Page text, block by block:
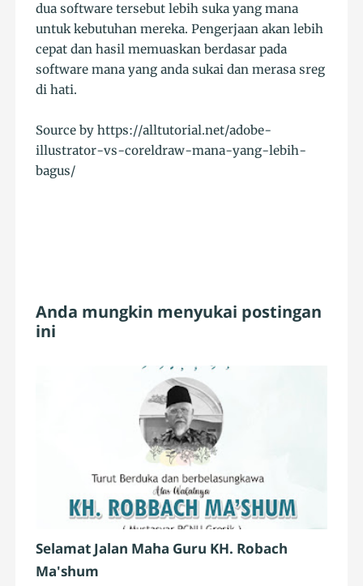
dua software tersebut lebih suka yang mana
untuk kebutuhan mereka. Pengerjaan akan lebih
cepat dan hasil memuaskan berdasar pada
software mana yang anda sukai dan merasa sreg
di hati.
Source by https://alltutorial.net/adobe-
illustrator-vs-coreldraw-mana-yang-lebih-
bagus/
Anda mungkin menyukai postingan
ini
Selamat Jalan Maha Guru KH. Robach
Ma'shum